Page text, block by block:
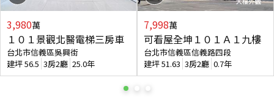
3,980萬
１０１景觀北醫電梯三房車
台北市信義區吳興街
建坪56.5 3房2廳 25.0年
7,998萬
可看屋全坤１０１Ａ１九樓
台北市信義區信義路四段
建坪51.63 3房2廳 0.7年